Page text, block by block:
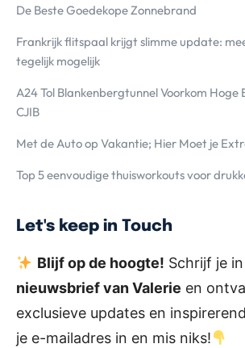
De Beste Goedekope Zonnebrand
Frankrijk flitspaal krijgt slimme update:
tegelijk mogelijk
A24 Tol Blankenbergtunnel Voorkom Hoge
CJIB
Met de Auto op Vakantie; Hier Moet je
Top 5 eenvoudige thuisworkouts voor
Let's keep in Touch
Blijf op de hoogte! Schrijf je
nieuwsbrief van Valerie en
exclusieve updates en
je e-mailadres in en mis niks!